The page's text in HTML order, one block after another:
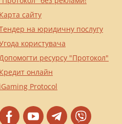
Карта сайту
на юридичну послугу
користувача
ресурсу "Протокол"
Кредит онлайн
iGaming Protocol